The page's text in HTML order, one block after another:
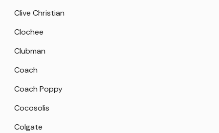
Clive Christian
Clochee
Clubman
Coach
Coach Poppy
Cocosolis
Colgate